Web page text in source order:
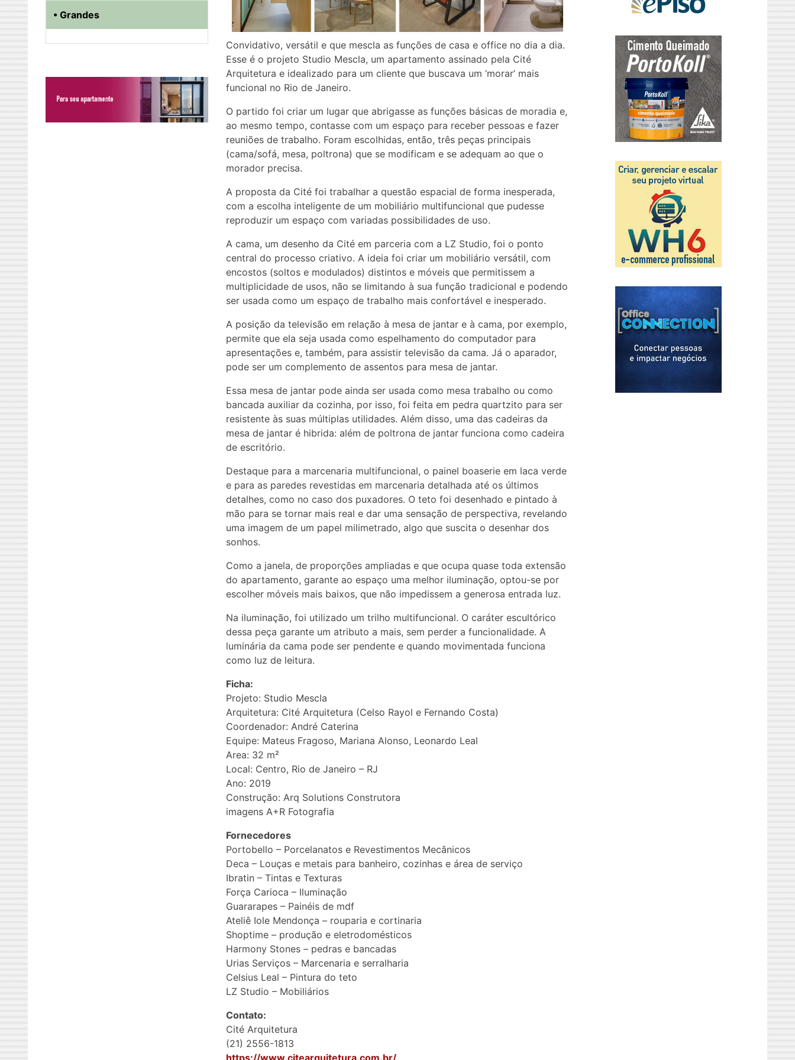
Convidativo, versátil e que mescla as funções de casa e office no dia a dia.
Esse é o projeto Studio Mescla, um apartamento assinado pela Cité
Arquitetura e idealizado para um cliente que buscava um ‘morar’ mais
funcional no Rio de Janeiro.
O partido foi criar um lugar que abrigasse as funções básicas de moradia e,
ao mesmo tempo, contasse com um espaço para receber pessoas e fazer
reuniões de trabalho. Foram escolhidas, então, três peças principais
(cama/sofá, mesa, poltrona) que se modificam e se adequam ao que o
morador precisa.
A proposta da Cité foi trabalhar a questão espacial de forma inesperada,
com a escolha inteligente de um mobiliário multifuncional que pudesse
reproduzir um espaço com variadas possibilidades de uso.
A cama, um desenho da Cité em parceria com a LZ Studio, foi o ponto
central do processo criativo. A ideia foi criar um mobiliário versátil, com
encostos (soltos e modulados) distintos e móveis que permitissem a
multiplicidade de usos, não se limitando à sua função tradicional e podendo
ser usada como um espaço de trabalho mais confortável e inesperado.
A posição da televisão em relação à mesa de jantar e à cama, por exemplo,
permite que ela seja usada como espelhamento do computador para
apresentações e, também, para assistir televisão da cama. Já o aparador,
pode ser um complemento de assentos para mesa de jantar.
Essa mesa de jantar pode ainda ser usada como mesa trabalho ou como
bancada auxiliar da cozinha, por isso, foi feita em pedra quartzito para ser
resistente às suas múltiplas utilidades. Além disso, uma das cadeiras da
mesa de jantar é hibrida: além de poltrona de jantar funciona como cadeira
de escritório.
Destaque para a marcenaria multifuncional, o painel boaserie em laca verde
e para as paredes revestidas em marcenaria detalhada até os últimos
detalhes, como no caso dos puxadores. O teto foi desenhado e pintado à
mão para se tornar mais real e dar uma sensação de perspectiva, revelando
uma imagem de um papel milimetrado, algo que suscita o desenhar dos
sonhos.
Como a janela, de proporções ampliadas e que ocupa quase toda extensão
do apartamento, garante ao espaço uma melhor iluminação, optou-se por
escolher móveis mais baixos, que não impedissem a generosa entrada luz.
Na iluminação, foi utilizado um trilho multifuncional. O caráter escultórico
dessa peça garante um atributo a mais, sem perder a funcionalidade. A
luminária da cama pode ser pendente e quando movimentada funciona
como luz de leitura.
Ficha:
Projeto: Studio Mescla
Arquitetura: Cité Arquitetura (Celso Rayol e Fernando Costa)
Coordenador: André Caterina
Equipe: Mateus Fragoso, Mariana Alonso, Leonardo Leal
Area: 32 m²
Local: Centro, Rio de Janeiro – RJ
Ano: 2019
Construção: Arq Solutions Construtora
imagens A+R Fotografia
Fornecedores
Portobello – Porcelanatos e Revestimentos Mecânicos
Deca – Louças e metais para banheiro, cozinhas e área de serviço
Ibratin – Tintas e Texturas
Força Carioca – Iluminação
Guararapes – Painéis de mdf
Ateliê Iole Mendonça – rouparia e cortinaria
Shoptime – produção e eletrodomésticos
Harmony Stones – pedras e bancadas
Urias Serviços – Marcenaria e serralharia
Celsius Leal – Pintura do teto
LZ Studio – Mobiliários
Contato:
Cité Arquitetura
(21) 2556-1813
• Grandes